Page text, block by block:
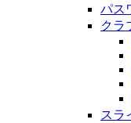
パス
クラ
スラ